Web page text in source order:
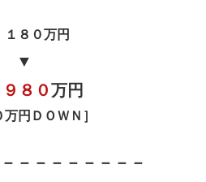
１８０万円
▼
９８０万円
万円ＤＯＷＮ］
－－－－－－－－